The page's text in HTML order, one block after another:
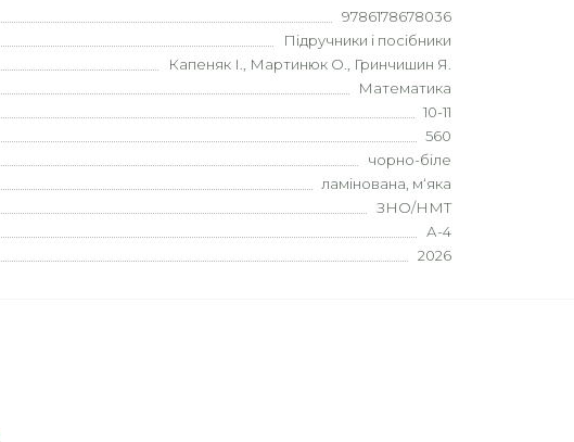
9786178678036
Підручники і посібники
Капеняк І., Мартинюк О., Гринчишин Я.
Математика
10-11
560
чорно-біле
ламінована, м‘яка
ЗНО/НМТ
А-4
2026